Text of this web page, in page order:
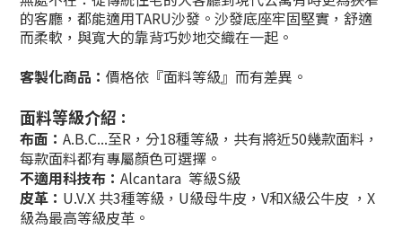
的客廳，都能適用TARU沙發。沙發底座牢固堅實，舒適
而柔軟，與寬大的靠背巧妙地交織在一起。
客製化商品： 價格依『面料等級』而有差異 。
面料等級介紹 ：
布面： A.B.C...至R ， 分18種等級，共有將近50幾款面料，
每款面料都有專屬顏色可選擇。
不適用科技布： Alcantara 等級S級
皮革： U.V.X 共3種等級， U級母牛皮， V和X級公牛皮 ，X
級為最高等級皮革。